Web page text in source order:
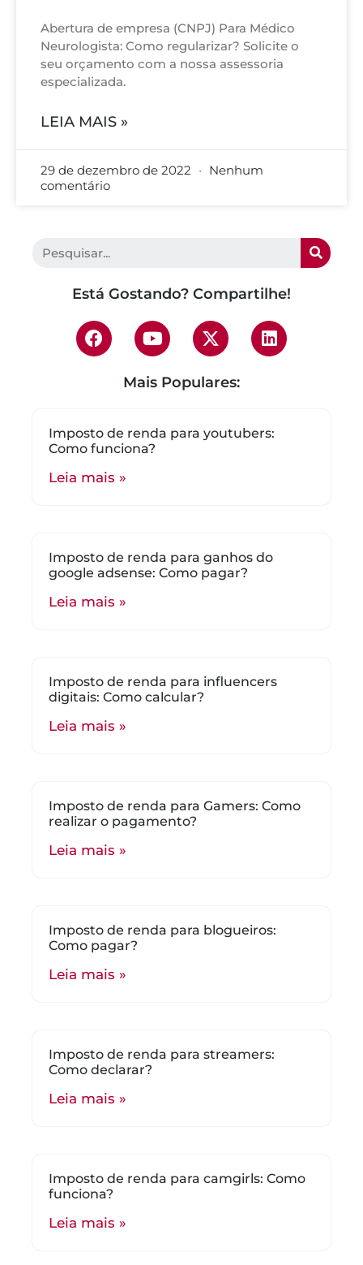
Abertura de empresa (CNPJ) Para Médico
Neurologista: Como regularizar? Solicite o
seu orçamento com a nossa assessoria
especializada.
LEIA MAIS »
29 de dezembro de 2022
Nenhum
comentário
Está Gostando? Compartilhe!
Mais Populares:
Imposto de renda para youtubers:
Como funciona?
Leia mais »
Imposto de renda para ganhos do
google adsense: Como pagar?
Leia mais »
Imposto de renda para influencers
digitais: Como calcular?
Leia mais »
Imposto de renda para Gamers: Como
realizar o pagamento?
Leia mais »
Imposto de renda para blogueiros:
Como pagar?
Leia mais »
Imposto de renda para streamers:
Como declarar?
Leia mais »
Imposto de renda para camgirls: Como
funciona?
Leia mais »